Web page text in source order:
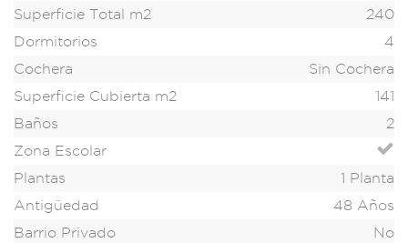
Superficie Total m2
240
Dormitorios
4
Cochera
Sin Cochera
Superficie Cubierta m2
141
Baños
2
Zona Escolar
Plantas
1 Planta
Antigüedad
48 Años
Barrio Privado
No